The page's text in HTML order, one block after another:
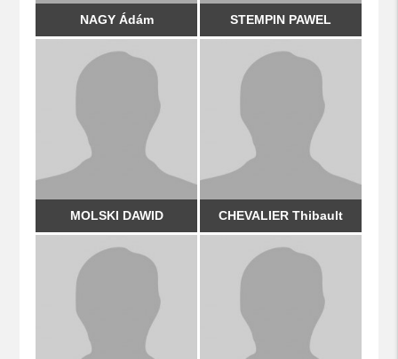
NAGY Ádám STEMPIN PAWEL
MOLSKI DAWID CHEVALIER Thibault